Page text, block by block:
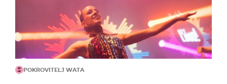
POKROVITELJ WATA